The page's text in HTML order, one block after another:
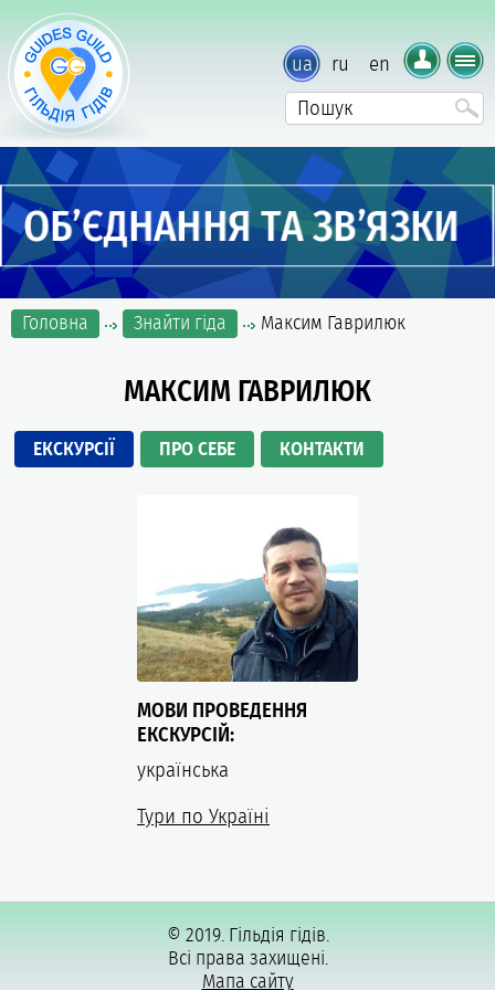
ua ru en
Головна Знайти гіда Максим Гаврилюк
МАКСИМ ГАВРИЛЮК
ЕКСКУРСІЇ ПРО СЕБЕ КОНТАКТИ
МОВИ ПРОВЕДЕННЯ
ЕКСКУРСІЙ:
українська
Тури по Україні
© 2019. Гільдія гідів.
Всі права захищені.
Мапа сайту